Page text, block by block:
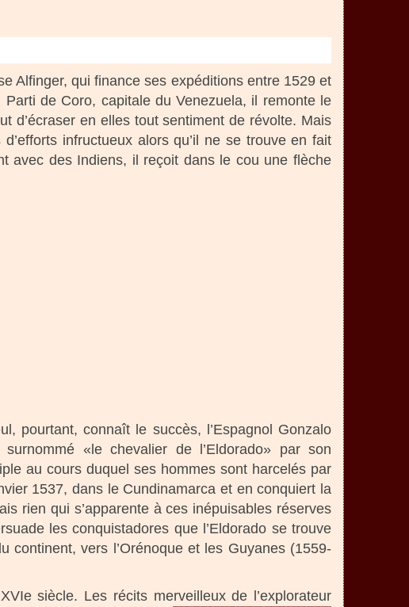
Alfinger, qui finance ses expéditions entre 1529 et
de Coro, capitale du Venezuela, il remonte le
d’écraser en elles tout sentiment de révolte. Mais
infructueux alors qu’il ne se trouve en fait
avec des Indiens, il reçoit dans le cou une flèche
pourtant, connaît le succès, l’Espagnol Gonzalo
«le chevalier de l’Eldorado» par son
au cours duquel ses hommes sont harcelés par
1537, dans le Cundinamarca et en conquiert la
rien qui s’apparente à ces inépuisables réserves
les conquistadores que l’Eldorado se trouve
vers l’Orénoque et les Guyanes (1559-
siècle. Les récits merveilleux de l’explorateur